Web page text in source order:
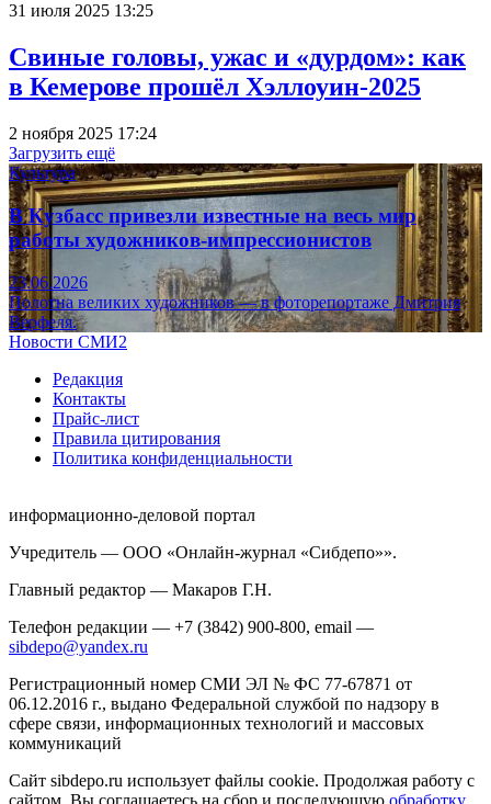
31 июля 2025 13:25
Свиные головы, ужас и «дурдом»: как
в Кемерове прошёл Хэллоуин-2025
2 ноября 2025 17:24
Загрузить ещё
Культура
В Кузбасс привезли известные на весь мир
работы художников-импрессионистов
23.06.2026
Полотна великих художников — в фоторепортаже Дмитрия
Верфеля.
Новости СМИ2
Редакция
Контакты
Прайс-лист
Правила цитирования
Политика конфиденциальности
информационно-деловой портал
Учредитель — ООО «Онлайн-журнал «Сибдепо»».
Главный редактор — Макаров Г.Н.
Телефон редакции — +7 (3842) 900-800, email —
sibdepo@yandex.ru
Регистрационный номер СМИ ЭЛ № ФС 77-67871 от
06.12.2016 г., выдано Федеральной службой по надзору в
сфере связи, информационных технологий и массовых
коммуникаций
Сайт sibdepo.ru использует файлы cookie. Продолжая работу с
сайтом, Вы соглашаетесь на сбор и последующую обработку